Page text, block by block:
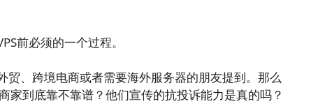
前必须的一个过程。
、跨境电商或者需要海外服务器的朋友提到。那么
家到底靠不靠谱？他们宣传的抗投诉能力是真的吗？